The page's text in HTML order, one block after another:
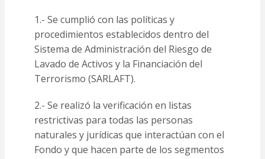
1.- Se cumplió con las políticas y
procedimientos establecidos dentro del
Sistema de Administración del Riesgo de
Lavado de Activos y la Financiación del
Terrorismo (SARLAFT).
2.- Se realizó la verificación en listas
restrictivas para todas las personas
naturales y jurídicas que interactúan con el
Fondo y que hacen parte de los segmentos